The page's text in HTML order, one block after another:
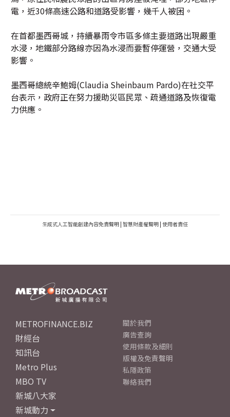
電，近30條高速公路和道路受影響，幾千人被困。
在首都墨西哥城，持續暴雨令市區多條主要道路出現嚴重
水浸，地鐵部分路線亦因為水浸而要暫停運營，交通大受
影響。
墨西哥總統辛鮑姆(Claudia Sheinbaum Pardo)在社交平
台表示，政府正在努力援助災區民眾、疏通道路及恢復電
力供應。
生成式人工智能創建內容免責聲明 | 智慧財產權聲明 | 使用者責任
METROFINANCE.BIZ
財經台
知訊台
Metro Plus
MBO TV
新城八大家
新城動力
關於我們
廣告查詢
使用條款及細則
版權及免責聲明
私隱政策
聯絡我們